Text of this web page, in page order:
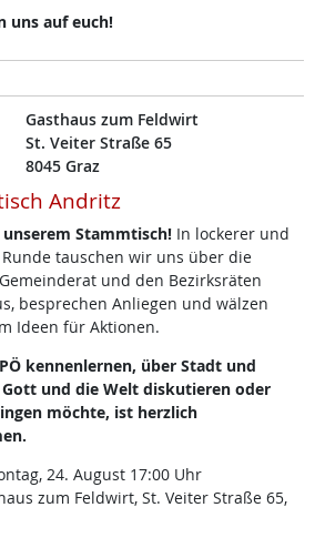
uns auf euch!
Gasthaus zum Feldwirt
St. Veiter Straße 65
8045 Graz
Andritz
Stammtisch!In lockerer und
tauschen wir uns über die
und den Bezirksräten
besprechen Anliegen und wälzen
Ideen für Aktionen.
kennenlernen, über Stadt und
und die Welt diskutieren oder
möchte, ist herzlich
24. August 17:00 Uhr
zum Feldwirt, St. Veiter Straße 65,